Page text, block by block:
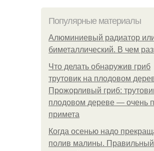
Популярные материалы
Алюминиевый радиатор
биметаллический. В чем
Что делать обнаружив гриб
трутовик на плодовом
Прожорливый гриб:
плодовом дереве — очень
примета
Когда осенью надо
полив малины. Правильный